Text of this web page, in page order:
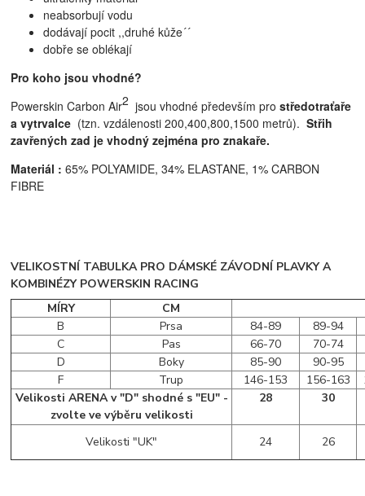
neabsorbují vodu
dodávají pocit ,,druhé kůže´´
dobře se oblékají
Pro koho jsou vhodné?
Powerskin Carbon Air2 jsou vhodné především prostředotraťaře
a vytrvalce (tzn. vzdálenosti 200,400,800,1500 metrů).Střih
zavřených zad je vhodný zejména pro znakaře.
Materiál :65% POLYAMIDE, 34% ELASTANE, 1% CARBON
FIBRE
VELIKOSTNÍ TABULKA PRO DÁMSKÉ ZÁVODNÍ PLAVKY A
KOMBINÉZY POWERSKIN RACING
MÍRY
CM
B
Prsa 84-89
89-94
C
Pas 66-70
70-74
D
Boky 85-90
90-95
F
Trup 146-153 156-163
Velikosti ARENA v "D" shodné s "EU" -
zvolte ve výběru velikosti
28 30
Velikosti "UK" 24 26